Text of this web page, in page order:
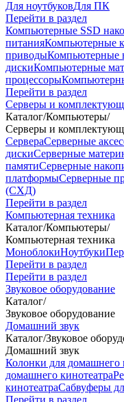
Для ноутбуковДля ПК
Перейти в раздел
Компьютерные SSD
питанияКомпьютерные
приводыКомпьютерные
дискиКомпьютерные
процессоры
Перейти в раздел
Серверы и
Каталог/Компьютеры/
Серверы и
СервераСерверные
дискиСерверные
памятиСерверные
платформыСерверные
(СХД)
Перейти в раздел
Компьютерная техника
Каталог/Компьютеры/
Компьютерная техника
МоноблокиНоутбуки
Перейти в раздел
Перейти в раздел
Звуковое оборудование
Каталог/
Звуковое оборудование
Домашний звук
Каталог/Звуковое
Домашний звук
Колонки для домашнего
домашнего кинотеатра
кинотеатраСабвуферы
Перейти в раздел